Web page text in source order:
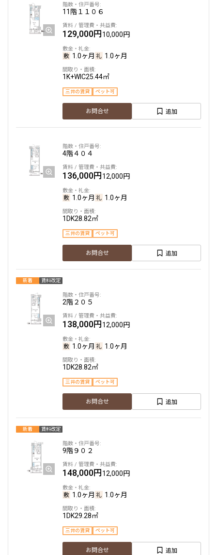
専有面積
新築
3年以内
10年以内
15年以内
20年以内
駅から徒歩
5分以内
専任物件
三井の賃貸物件
申込無し物件のみ表示
ペット可・相談
楽器可・相談
より詳細な絞り込み
建物施設やお部屋の設備、方位、階数などの絞り込みが
できます
設定する
検索対象お部屋数
82
お部屋を再検索
11階１１０６
129,000円10,000円
1.0ヶ月 1.0ヶ月
1K+WIC25.44㎡
三井の賃貸 ペット可
お問合せ 追加
4階４０４
136,000円12,000円
1.0ヶ月 1.0ヶ月
1DK28.82㎡
三井の賃貸 ペット可
お問合せ 追加
新着 賃料改定
2階２０５
138,000円12,000円
1.0ヶ月 1.0ヶ月
1DK28.82㎡
三井の賃貸 ペット可
お問合せ 追加
新着 賃料改定
9階９０２
148,000円12,000円
1.0ヶ月 1.0ヶ月
1DK29.28㎡
三井の賃貸 ペット可
お問合せ 追加